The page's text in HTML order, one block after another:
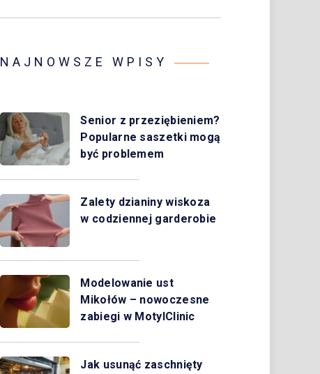
NAJNOWSZE WPISY
Senior z przeziębieniem?
Popularne saszetki mogą
być problemem
Zalety dzianiny wiskoza
w codziennej garderobie
Modelowanie ust
Mikołów – nowoczesne
zabiegi w MotylClinic
Jak usunąć zaschnięty